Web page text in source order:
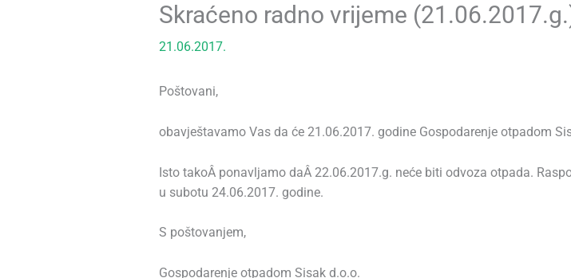
Skraćeno radno vrijeme
21.06.2017.
Poštovani,
obavještavamo Vas da će 21.06.2017. godine Gospodarenje otpadom
Isto takoÂ ponavljamo daÂ 22.06.2017.g. neće biti odvoza otpada.
u subotu 24.06.2017. godine.
S poštovanjem,
Gospodarenje otpadom Sisak d.o.o.